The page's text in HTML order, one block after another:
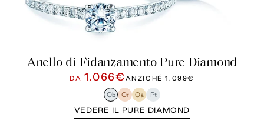
Anello di Fidanzamento Pure Diamond
DA 1.066€ANZICHÉ1.099€
Ob Or Oa Pt
VEDERE IL PURE DIAMOND